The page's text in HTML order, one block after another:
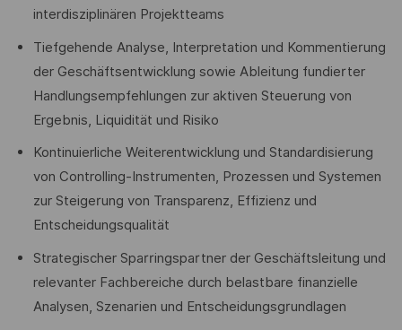
interdisziplinären Projektteams
Tiefgehende Analyse, Interpretation und Kommentierung
der Geschäftsentwicklung sowie Ableitung fundierter
Handlungsempfehlungen zur aktiven Steuerung von
Ergebnis, Liquidität und Risiko
Kontinuierliche Weiterentwicklung und Standardisierung
von Controlling-Instrumenten, Prozessen und Systemen
zur Steigerung von Transparenz, Effizienz und
Entscheidungsqualität
Strategischer Sparringspartner der Geschäftsleitung und
relevanter Fachbereiche durch belastbare finanzielle
Analysen, Szenarien und Entscheidungsgrundlagen